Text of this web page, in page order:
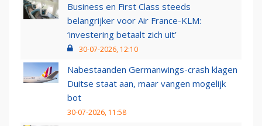
Business en First Class steeds
belangrijker voor Air France-KLM:
‘investering betaalt zich uit’
30-07-2026, 12:10
Nabestaanden Germanwings-crash klagen
Duitse staat aan, maar vangen mogelijk
bot
30-07-2026, 11:58